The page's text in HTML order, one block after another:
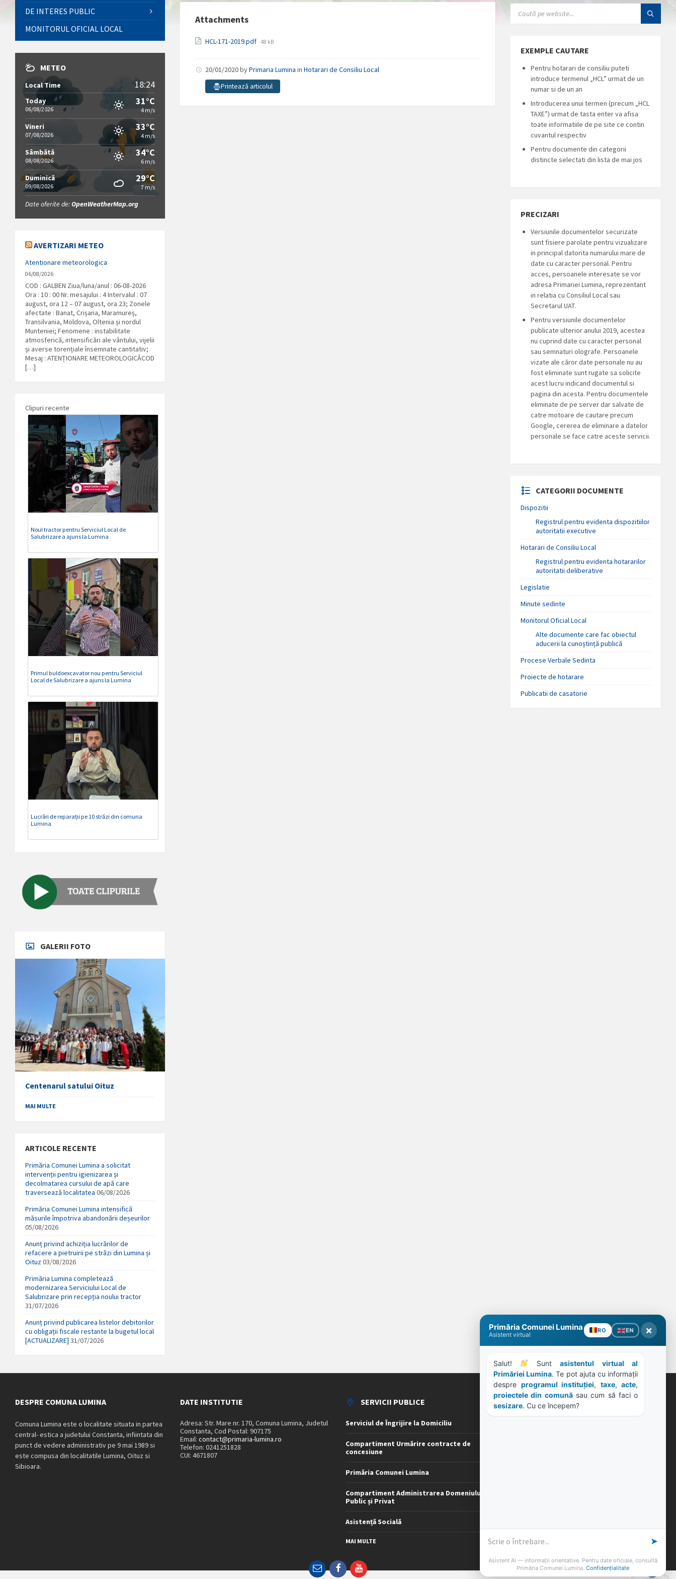
Attachments
HCL-171-2019.pdf File
48 kB
20/01/2020byPrimaria Lumina inHotarari de Consiliu Local
Printează articolul
DE INTERES PUBLIC
MONITORUL OFICIAL LOCAL
METEO
Local Time 18:24
Today
06/08/2026
31°C
4 m/s
Vineri
07/08/2026
33°C
4 m/s
Sâmbătă
08/08/2026
34°C
6 m/s
Duminică
09/08/2026
29°C
7 m/s
Date oferite de:OpenWeatherMap.org
AVERTIZARI METEO
Atentionare meteorologica
06/08/2026
COD : GALBEN Ziua/luna/anul : 06-08-2026
Ora : 10 : 00 Nr. mesajului : 4 Intervalul : 07
august, ora 12 – 07 august, ora 23; Zonele
afectate : Banat, Crișana, Maramureș,
Transilvania, Moldova, Oltenia și nordul
Munteniei; Fenomene : instabilitate
atmosferică, intensificări ale vântului, vijelii
și averse torențiale însemnate cantitativ;
Mesaj : ATENȚIONARE METEOROLOGICĂCOD
[…]
Clipuri recente
Noul tractor pentru Serviciul Local de
Salubrizare a ajuns la Lumina
Primul buldoexcavator nou pentru Serviciul
Local de Salubrizare a ajuns la Lumina
Lucrări de reparații pe 10 străzi din comuna
Lumina
GALERII FOTO
Centenarul satului Oituz
MAI MULTE
ARTICOLE RECENTE
Primăria Comunei Lumina a solicitat
intervenții pentru igienizarea și
decolmatarea cursului de apă care
traversează localitatea 06/08/2026
Primăria Comunei Lumina intensifică
măsurile împotriva abandonării deșeurilor
05/08/2026
Anunț privind achiziția lucrărilor de
refacere a pietruirii pe străzi din Lumina și
Oituz03/08/2026
Primăria Lumina completează
modernizarea Serviciului Local de
Salubrizare prin recepția noului tractor
31/07/2026
Anunț privind publicarea listelor debitorilor
cu obligații fiscale restante la bugetul local
[ACTUALIZARE] 31/07/2026
EXEMPLE CAUTARE
Pentru hotarari de consiliu puteti
introduce termenul „HCL” urmat de un
numar si de un an
Introducerea unui termen (precum „HCL
TAXE”) urmat de tasta enter va afisa
toate informatiile de pe site ce contin
cuvantul respectiv
Pentru documente din categorii
distincte selectati din lista de mai jos
PRECIZARI
Versiunile documentelor securizate
sunt fisiere parolate pentru vizualizare
in principal datorita numarului mare de
date cu caracter personal. Pentru
acces, persoanele interesate se vor
adresa Primariei Lumina, reprezentant
in relatia cu Consiliul Local sau
Secretarul UAT.
Pentru versiunile documentelor
publicate ulterior anului 2019, acestea
nu cuprind date cu caracter personal
sau semnaturi olografe. Persoanele
vizate ale căror date personale nu au
fost eliminate sunt rugate sa solicite
acest lucru indicand documentul si
pagina din acesta. Pentru documentele
eliminate de pe server dar salvate de
catre motoare de cautare precum
Google, cererea de eliminare a datelor
personale se face catre aceste servicii.
CATEGORII DOCUMENTE
Dispozitii
Registrul pentru evidenta dispozitiilor
autoritatii executive
Hotarari de Consiliu Local
Registrul pentru evidenta hotararilor
autoritatii deliberative
Legislatie
Minute sedinte
Monitorul Oficial Local
Alte documente care fac obiectul
aducerii la cunoștință publică
Procese Verbale Sedinta
Proiecte de hotarare
Publicatii de casatorie
DESPRE COMUNA LUMINA
Comuna Lumina este o localitate situata in partea
central- estica a judetului Constanta, infiintata din
punct de vedere administrativ pe 9 mai 1989 si
este compusa din localitatile Lumina, Oituz si
Sibioara.
DATE INSTITUTIE
Adresa: Str. Mare nr. 170, Comuna Lumina, Judetul
Constanta, Cod Postal: 907175
Email:contact@primaria-lumina.ro
Telefon: 0241251828
CUI: 4671807
SERVICII PUBLICE
Serviciul de Îngrijire la Domiciliu
Compartiment Urmărire contracte de
concesiune
Primăria Comunei Lumina
Compartiment Administrarea Domeniului
Public și Privat
Asistență Socială
MAI MULTE
ORE DE LUCRU
EmailFacebookYouTube
Primăria Comunei Lumina RO EN ×
Salut! Sunt asistentul virtual al
Primăriei Lumina. Te pot ajuta cu informații
despre programul instituției, taxe, acte ,
proiectele din comună
➤
Asistent AI — informații orientative. Pentru date oficiale, consultă
Primăria Comunei Lumina. Confidențialitate